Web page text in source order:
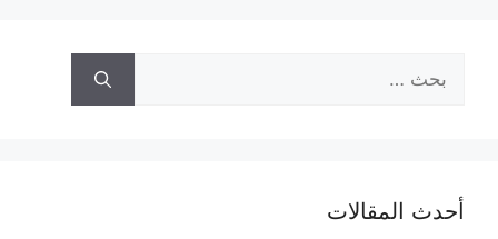
عن:
أحدث المقالات